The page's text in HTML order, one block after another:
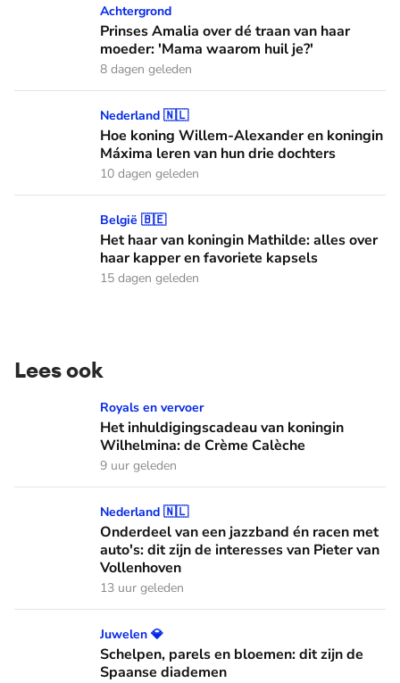
Prinses Amalia over dé traan van haar moeder: 'Mama
Achtergrond
Prinses Amalia over dé traan van haar
moeder: 'Mama waarom huil je?'
8 dagen geleden
Hoe koning Willem-Alexander en koningin Máxima leren
Nederland 🇳🇱
Hoe koning Willem-Alexander en koningin
Máxima leren van hun drie dochters
10 dagen geleden
Het haar van koningin Mathilde: alles over haar kapper en
België 🇧🇪
Het haar van koningin Mathilde: alles over
haar kapper en favoriete kapsels
15 dagen geleden
Lees ook
Het inhuldigingscadeau van koningin Wilhelmina: de
Royals en vervoer
Het inhuldigingscadeau van koningin
Wilhelmina: de Crème Calèche
9 uur geleden
Onderdeel van een jazzband én racen met auto's: dit zijn
Nederland 🇳🇱
Onderdeel van een jazzband én racen met
auto's: dit zijn de interesses van Pieter van
Vollenhoven
13 uur geleden
Schelpen, parels en bloemen: dit zijn de Spaanse diademen
Juwelen 💎
Schelpen, parels en bloemen: dit zijn de
Spaanse diademen